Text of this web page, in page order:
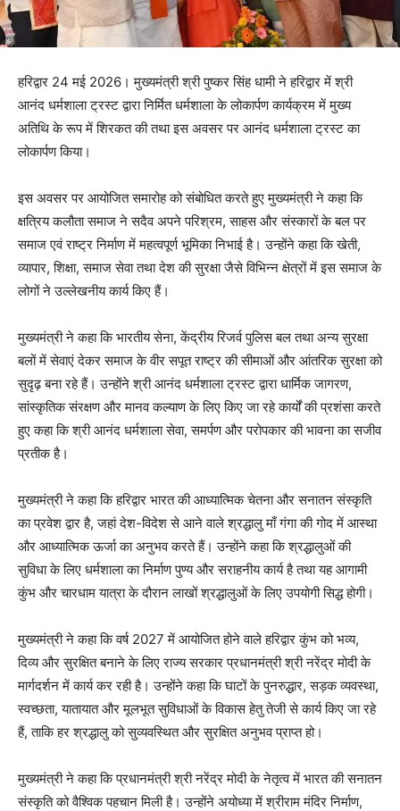
हरिद्वार 24 मई 2026। मुख्यमंत्री श्री पुष्कर सिंह धामी ने हरिद्वार में श्री
आनंद धर्मशाला ट्रस्ट द्वारा निर्मित धर्मशाला के लोकार्पण कार्यक्रम में मुख्य
अतिथि के रूप में शिरकत की तथा इस अवसर पर आनंद धर्मशाला ट्रस्ट का
लोकार्पण किया।
इस अवसर पर आयोजित समारोह को संबोधित करते हुए मुख्यमंत्री ने कहा कि
क्षत्रिय कलौता समाज ने सदैव अपने परिश्रम, साहस और संस्कारों के बल पर
समाज एवं राष्ट्र निर्माण में महत्वपूर्ण भूमिका निभाई है। उन्होंने कहा कि खेती,
व्यापार, शिक्षा, समाज सेवा तथा देश की सुरक्षा जैसे विभिन्न क्षेत्रों में इस समाज के
लोगों ने उल्लेखनीय कार्य किए हैं।
मुख्यमंत्री ने कहा कि भारतीय सेना, केंद्रीय रिजर्व पुलिस बल तथा अन्य सुरक्षा
बलों में सेवाएं देकर समाज के वीर सपूत राष्ट्र की सीमाओं और आंतरिक सुरक्षा को
सुदृढ़ बना रहे हैं। उन्होंने श्री आनंद धर्मशाला ट्रस्ट द्वारा धार्मिक जागरण,
सांस्कृतिक संरक्षण और मानव कल्याण के लिए किए जा रहे कार्यों की प्रशंसा करते
हुए कहा कि श्री आनंद धर्मशाला सेवा, समर्पण और परोपकार की भावना का सजीव
प्रतीक है।
मुख्यमंत्री ने कहा कि हरिद्वार भारत की आध्यात्मिक चेतना और सनातन संस्कृति
का प्रवेश द्वार है, जहां देश-विदेश से आने वाले श्रद्धालु माँ गंगा की गोद में आस्था
और आध्यात्मिक ऊर्जा का अनुभव करते हैं। उन्होंने कहा कि श्रद्धालुओं की
सुविधा के लिए धर्मशाला का निर्माण पुण्य और सराहनीय कार्य है तथा यह आगामी
कुंभ और चारधाम यात्रा के दौरान लाखों श्रद्धालुओं के लिए उपयोगी सिद्ध होगी।
मुख्यमंत्री ने कहा कि वर्ष 2027 में आयोजित होने वाले हरिद्वार कुंभ को भव्य,
दिव्य और सुरक्षित बनाने के लिए राज्य सरकार प्रधानमंत्री श्री नरेंद्र मोदी के
मार्गदर्शन में कार्य कर रही है। उन्होंने कहा कि घाटों के पुनरुद्धार, सड़क व्यवस्था,
स्वच्छता, यातायात और मूलभूत सुविधाओं के विकास हेतु तेजी से कार्य किए जा रहे
हैं, ताकि हर श्रद्धालु को सुव्यवस्थित और सुरक्षित अनुभव प्राप्त हो।
मुख्यमंत्री ने कहा कि प्रधानमंत्री श्री नरेंद्र मोदी के नेतृत्व में भारत की सनातन
संस्कृति को वैश्विक पहचान मिली है। उन्होंने अयोध्या में श्रीराम मंदिर निर्माण,